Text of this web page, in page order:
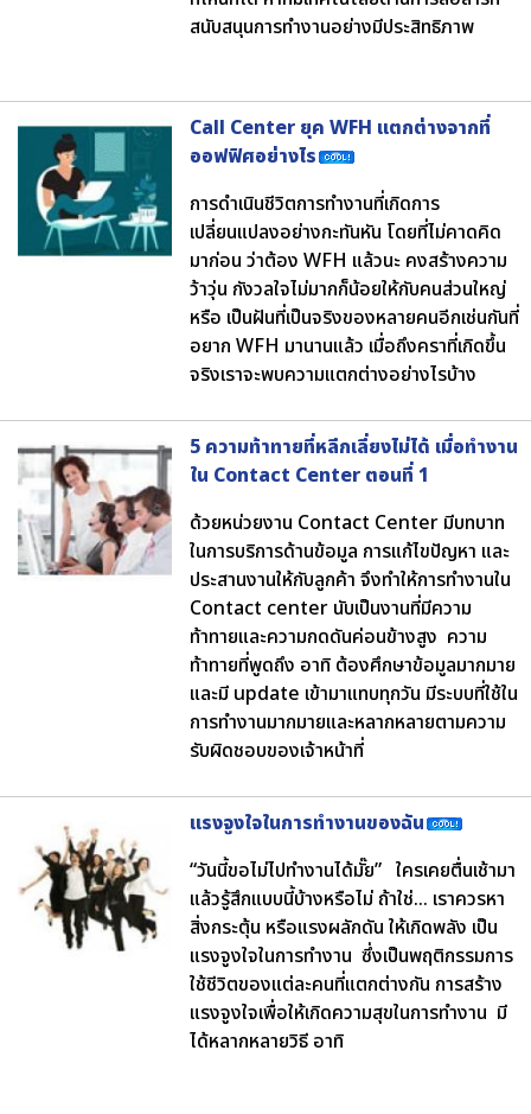
สนับสนุนการทำงานอย่างมีประสิทธิภาพ
Call Center ยุค WFH แตกต่างจากที่
ออฟฟิศอย่างไร
การดำเนินชีวิตการทำงานที่เกิดการ
เปลี่ยนแปลงอย่างกะทันหัน โดยที่ไม่คาดคิด
มาก่อน ว่าต้อง WFH แล้วนะ คงสร้างความ
ว้าวุ่น กังวลใจไม่มากก็น้อยให้กับคนส่วนใหญ่
หรือ เป็นฝันที่เป็นจริงของหลายคนอีกเช่นกันที่
อยาก WFH มานานแล้ว เมื่อถึงคราที่เกิดขึ้น
จริงเราจะพบความแตกต่างอย่างไรบ้าง
5 ความท้าทายที่หลีกเลี่ยงไม่ได้ เมื่อทำงาน
ใน Contact Center ตอนที่ 1
ด้วยหน่วยงาน Contact Center มีบทบาท
ในการบริการด้านข้อมูล การแก้ไขปัญหา และ
ประสานงานให้กับลูกค้า จึงทำให้การทำงานใน
Contact center นับเป็นงานที่มีความ
ท้าทายและความกดดันค่อนข้างสูง ความ
ท้าทายที่พูดถึง อาทิ ต้องศึกษาข้อมูลมากมาย
และมี update เข้ามาแทบทุกวัน มีระบบที่ใช้ใน
การทำงานมากมายและหลากหลายตามความ
รับผิดชอบของเจ้าหน้าที่
แรงจูงใจในการทำงานของฉัน
“วันนี้ขอไม่ไปทำงานได้มั๊ย” ใครเคยตื่นเช้ามา
แล้วรู้สึกแบบนี้บ้างหรือไม่ ถ้าใช่... เราควรหา
สิ่งกระตุ้น หรือแรงผลักดัน ให้เกิดพลัง เป็น
แรงจูงใจในการทำงาน ซึ่งเป็นพฤติกรรมการ
ใช้ชีวิตของแต่ละคนที่แตกต่างกัน การสร้าง
แรงจูงใจเพื่อให้เกิดความสุขในการทำงาน มี
ได้หลากหลายวิธี อาทิ